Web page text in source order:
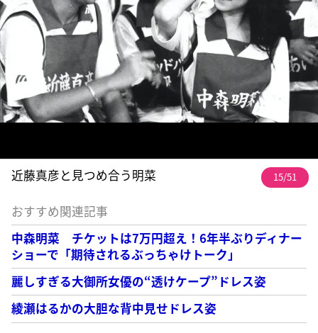
近藤真彦と見つめ合う明菜 15/51
おすすめ関連記事
中森明菜 チケットは7万円超え！6年半ぶりディナー
ショーで「期待されるぶっちゃけトーク」
麗しすぎる大御所女優の“透けケープ”ドレス姿
綾瀬はるかの大胆な背中見せドレス姿